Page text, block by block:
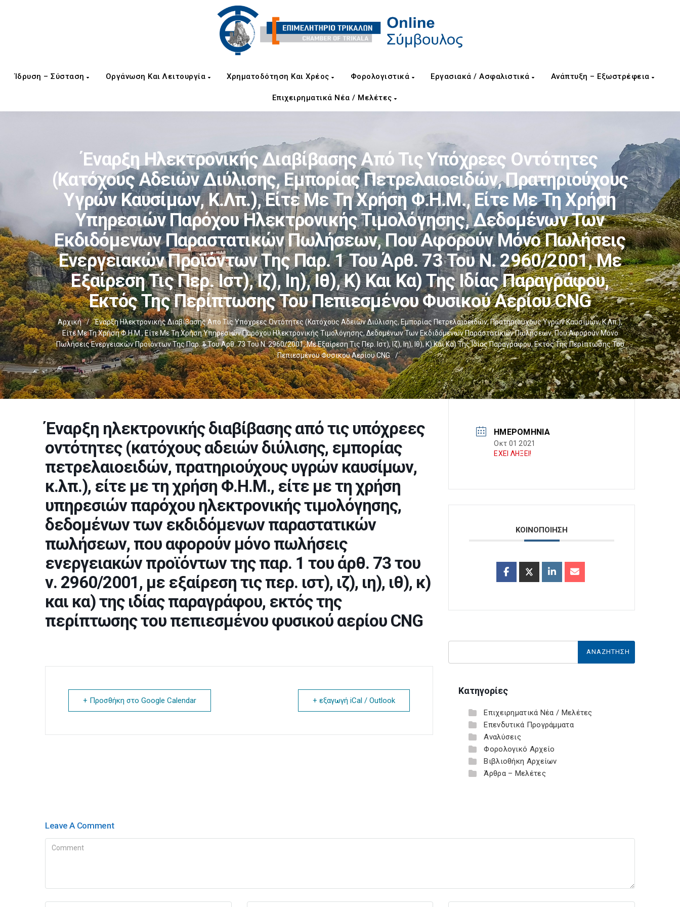
Ίδρυση – Σύσταση Οργάνωση Και Λειτουργία Χρηματοδότηση Και Χρέος Φορολογιστικά Εργασιακά / Ασφαλιστικά Ανάπτυξη – Εξωστρέφεια
Επιχειρηματικά Νέα / Μελέτες
Έναρξη Ηλεκτρονικής Διαβίβασης Από Τις Υπόχρεες Οντότητες
(κατόχους Αδειών Διύλισης, Εμπορίας Πετρελαιοειδών, Πρατηριούχους
Υγρών Καυσίμων, Κ.λπ.), Είτε Με Τη Χρήση Φ.Η.Μ., Είτε Με Τη Χρήση
Υπηρεσιών Παρόχου Ηλεκτρονικής Τιμολόγησης, Δεδομένων Των
Εκδιδόμενων Παραστατικών Πωλήσεων, Που Αφορούν Μόνο Πωλήσεις
Ενεργειακών Προϊόντων Της Παρ. 1 Του Άρθ. 73 Του Ν. 2960/2001, Με
Εξαίρεση Τις Περ. Ιστ), Ιζ), Ιη), Ιθ), Κ) Και Κα) Της Ιδίας Παραγράφου,
Εκτός Της Περίπτωσης Του Πεπιεσμένου Φυσικού Αερίου CNG
Αρχική /
Έναρξη Ηλεκτρονικής Διαβίβασης Από Τις Υπόχρεες Οντότητες (κατόχους Αδειών Διύλισης, Εμπορίας Πετρελαιοειδών, Πρατηριούχους Υγρών Καυσίμων, Κ.λπ.),
Είτε Με Τη Χρήση Φ.Η.Μ., Είτε Με Τη Χρήση Υπηρεσιών Παρόχου Ηλεκτρονικής Τιμολόγησης, Δεδομένων Των Εκδιδόμενων Παραστατικών Πωλήσεων, Που Αφορούν Μόνο
Πωλήσεις Ενεργειακών Προϊόντων Της Παρ. 1 Του Άρθ. 73 Του Ν. 2960/2001, Με Εξαίρεση Τις Περ. Ιστ), Ιζ), Ιη), Ιθ), Κ) Και Κα) Της Ιδίας Παραγράφου, Εκτός Της Περίπτωσης Του
Πεπιεσμένου Φυσικού Αερίου CNG
/
Έναρξη ηλεκτρονικής διαβίβασης από τις υπόχρεες
οντότητες (κατόχους αδειών διύλισης, εμπορίας
πετρελαιοειδών, πρατηριούχους υγρών καυσίμων,
κ.λπ.), είτε με τη χρήση Φ.Η.Μ., είτε με τη χρήση
υπηρεσιών παρόχου ηλεκτρονικής τιμολόγησης,
δεδομένων των εκδιδόμενων παραστατικών
πωλήσεων, που αφορούν μόνο πωλήσεις
ενεργειακών προϊόντων της παρ. 1 του άρθ. 73 του
ν. 2960/2001, με εξαίρεση τις περ. ιστ), ιζ), ιη), ιθ), κ)
και κα) της ιδίας παραγράφου, εκτός της
περίπτωσης του πεπιεσμένου φυσικού αερίου CNG
+ Προσθήκη στο Google Calendar + εξαγωγή iCal / Outlook
ΗΜΕΡΟΜΗΝΊΑ
Οκτ 01 2021
ΕΧΕΙ ΛΗΞΕΙ!
ΚΟΙΝΟΠΟΙΗΣΗ
Κατηγορίες
Επιχειρηματικά Νέα / Μελέτες
Επενδυτικά Προγράμματα
Αναλύσεις
Φορολογικό Αρχείο
Βιβλιοθήκη Αρχείων
Άρθρα – Μελέτες
Leave A Comment
Comment
Name Your Email Your Website